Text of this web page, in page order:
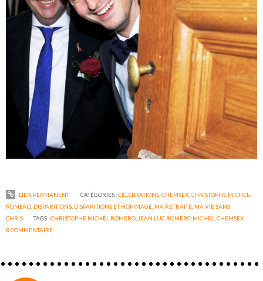
LIEN PERMANENT CATÉGORIES :CÉLÉBRATIONS, CHEMSEX, CHRISTOPHE MICHEL-
ROMERO DISPARITIONS DISPARITIONS ET HOMMAGE MA RETRAITE MA VIE SANS
CHRIS
TAGS :CHRISTOPHE MICHEL ROMERO JEAN LUC ROMERO MICHEL ,CHEMSEX
0COMMENTAIRE